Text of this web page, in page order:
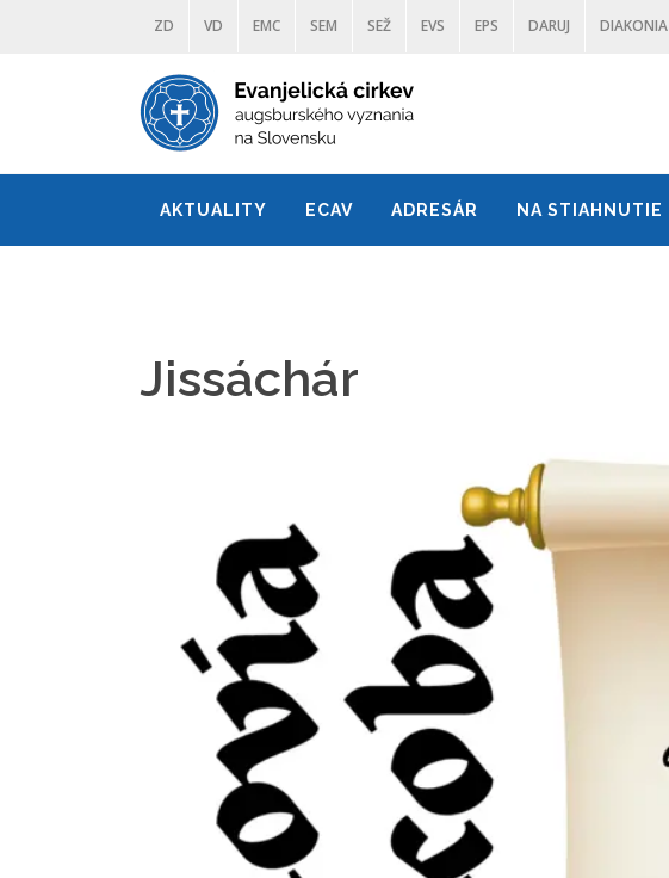
ZD VD EMC SEM SEŽ EVS EPS DARUJ DIAKONIA
AKTUALITY ECAV ADRESÁR NA STIAHNUTIE
Jissáchár